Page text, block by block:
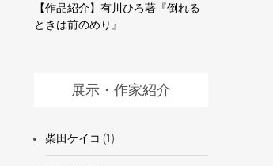
【作品紹介】有川ひろ著『倒れる
ときは前のめり』
展示・作家紹介
柴田ケイコ (1)